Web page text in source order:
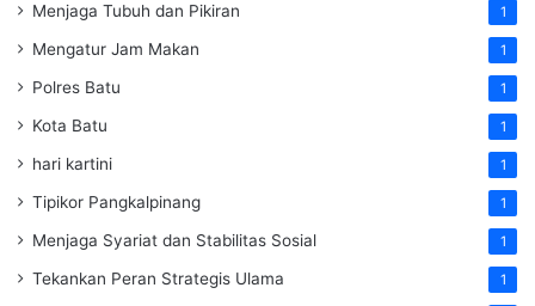
Menjaga Tubuh dan Pikiran 1
Mengatur Jam Makan 1
Polres Batu 1
Kota Batu 1
hari kartini 1
Tipikor Pangkalpinang 1
Menjaga Syariat dan Stabilitas Sosial 1
Tekankan Peran Strategis Ulama 1